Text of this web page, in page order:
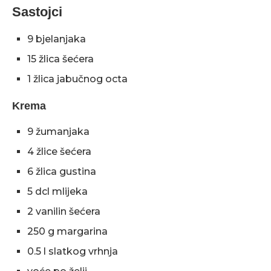
Sastojci
9 bjelanjaka
15 žlica šećera
1 žlica jabučnog octa
Krema
9 žumanjaka
4 žlice šećera
6 žlica gustina
5 dcl mlijeka
2 vanilin šećera
250 g margarina
0.5 l slatkog vrhnja